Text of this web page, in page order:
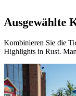
Ausgewählte
Kombinieren Sie die
Highlights in Rust.